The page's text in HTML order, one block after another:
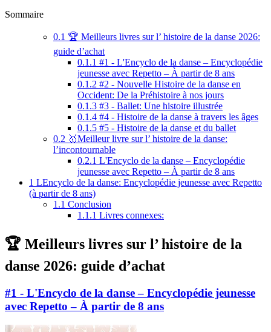
Sommaire
0.1 🏆 Meilleurs livres sur l’ histoire de la danse 2026:
guide d’achat
0.1.1 #1 - L'Encyclo de la danse – Encyclopédie
jeunesse avec Repetto – À partir de 8 ans
0.1.2 #2 - Nouvelle Histoire de la danse en
Occident: De la Préhistoire à nos jours
0.1.3 #3 - Ballet: Une histoire illustrée
0.1.4 #4 - Histoire de la danse à travers les âges
0.1.5 #5 - Histoire de la danse et du ballet
0.2 🥇Meilleur livre sur l’ histoire de la danse:
l’incontournable
0.2.1 L'Encyclo de la danse – Encyclopédie
jeunesse avec Repetto – À partir de 8 ans
1 LEncyclo de la danse: Encyclopédie jeunesse avec Repetto
(à partir de 8 ans)
1.1 Conclusion
1.1.1 Livres connexes:
🏆 Meilleurs livres sur l’ histoire de la
danse 2026: guide d’achat
#1 - L'Encyclo de la danse – Encyclopédie jeunesse
avec Repetto – À partir de 8 ans